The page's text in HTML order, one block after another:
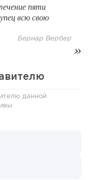
пяти
всю свою
Бернар Вербер
данной